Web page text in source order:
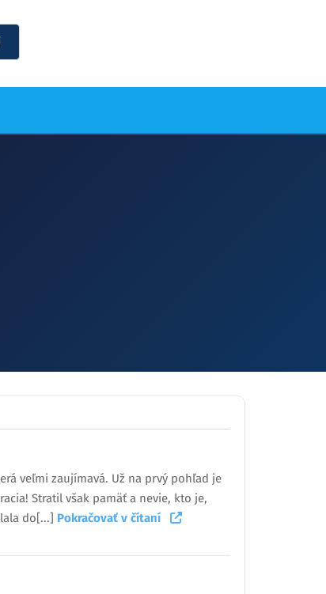
veľmi zaujímavá. Už na prvý pohľad je
Stratil však pamäť a nevie, kto je,
do[...] Pokračovať v čítaní